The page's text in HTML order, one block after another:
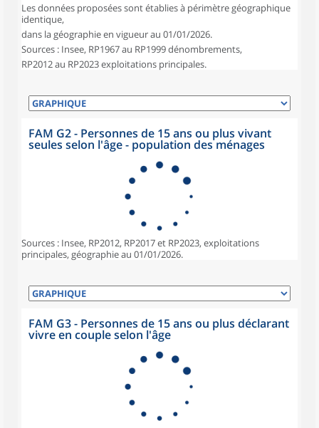
Les données proposées sont établies à périmètre géographique
identique,
dans la géographie en vigueur au 01/01/2026.
Sources : Insee, RP1967 au RP1999 dénombrements,
RP2012 au RP2023 exploitations principales.
FAM G2 - Personnes de 15 ans ou plus vivant
seules selon l'âge - population des ménages
Sources : Insee, RP2012, RP2017 et RP2023, exploitations
principales, géographie au 01/01/2026.
FAM G3 - Personnes de 15 ans ou plus déclarant
vivre en couple selon l'âge